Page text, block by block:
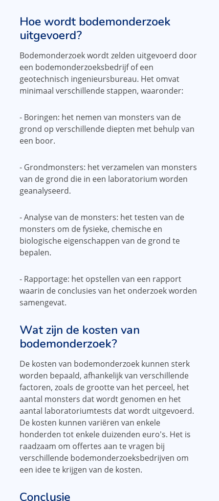
Hoe wordt bodemonderzoek
uitgevoerd?
Bodemonderzoek wordt zelden uitgevoerd door
een bodemonderzoeksbedrijf of een
geotechnisch ingenieursbureau. Het omvat
minimaal verschillende stappen, waaronder:
- Boringen: het nemen van monsters van de
grond op verschillende diepten met behulp van
een boor.
- Grondmonsters: het verzamelen van monsters
van de grond die in een laboratorium worden
geanalyseerd.
- Analyse van de monsters: het testen van de
monsters om de fysieke, chemische en
biologische eigenschappen van de grond te
bepalen.
- Rapportage: het opstellen van een rapport
waarin de conclusies van het onderzoek worden
samengevat.
Wat zijn de kosten van
bodemonderzoek?
De kosten van bodemonderzoek kunnen sterk
worden bepaald, afhankelijk van verschillende
factoren, zoals de grootte van het perceel, het
aantal monsters dat wordt genomen en het
aantal laboratoriumtests dat wordt uitgevoerd.
De kosten kunnen variëren van enkele
honderden tot enkele duizenden euro's. Het is
raadzaam om offertes aan te vragen bij
verschillende bodemonderzoeksbedrijven om
een ​​idee te krijgen van de kosten.
Conclusie